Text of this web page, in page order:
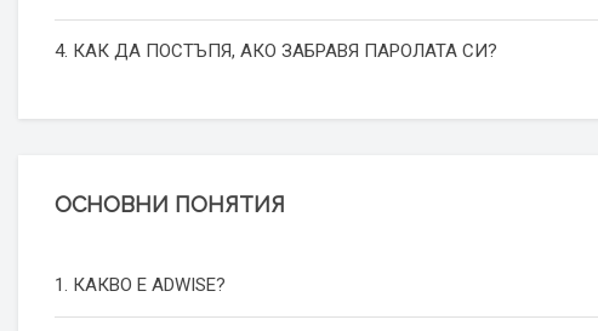
4. КАК ДА ПОСТЪПЯ, АКО ЗАБРАВЯ ПАРОЛАТА СИ?
ОСНОВНИ ПОНЯТИЯ
1. КАКВО Е ADWISE?